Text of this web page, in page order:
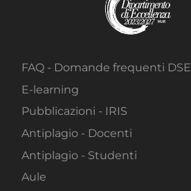
FAQ - Domande frequenti DSE
E-learning
Pubblicazioni - IRIS
Antiplagio - Docenti
Antiplagio - Studenti
Aule